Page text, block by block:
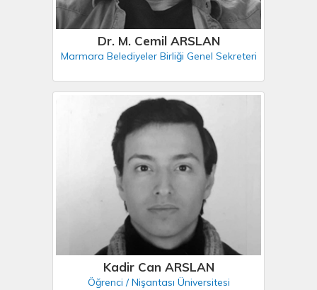
Dr. M. Cemil ARSLAN
Marmara Belediyeler Birliği Genel Sekreteri
Kadir Can ARSLAN
Öğrenci / Nişantası Üniversitesi